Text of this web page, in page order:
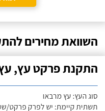
השוואת מחירים
התקנת פרקט עץ, עץ
סוג העץ: עץ מרבאו
תשתית קיימת: יש לפרק פרקט/